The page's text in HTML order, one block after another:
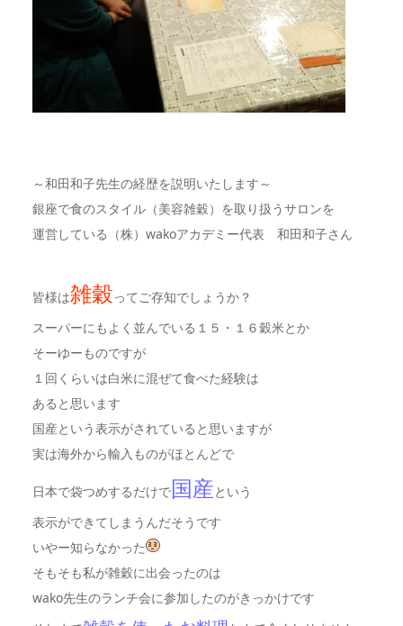
～和田和子先生の経歴を説明いたします～
銀座で食のスタイル（美容雑穀）を取り扱うサロンを
運営している（株）wakoアカデミー代表 和田和子さん
皆様は雑穀ってご存知でしょうか？
スーパーにもよく並んでいる１５・１６穀米とか
そーゆーものですが
１回くらいは白米に混ぜて食べた経験は
あると思います
国産という表示がされていると思いますが
実は海外から輸入ものがほとんどで
日本で袋つめするだけで国産という
表示ができてしまうんだそうです
いやー知らなかった
そもそも私が雑穀に出会ったのは
wako先生のランチ会に参加したのがきっかけです